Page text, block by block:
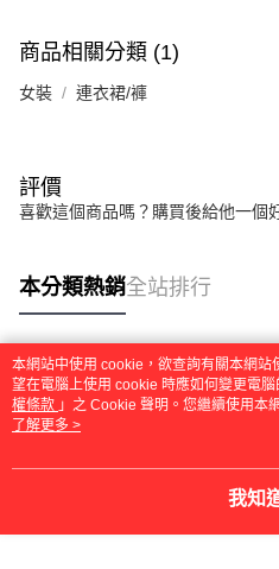
商品相關分類 (1)
女裝 連衣裙/褲
評價
喜歡這個商品嗎？購買後給他一個
本分類熱銷全站排行
熱門標籤
本網站中使用 cookie，欲查詢有關本網
望在電腦上使用 cookie 時應如何變更電
權條款 」之 Cookie 聲明。您繼續使用本
用條款之 Cookie 聲明使用 cookie。
了解更多 >
我知